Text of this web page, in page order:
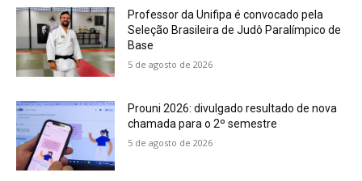
Professor da Unifipa é convocado pela
Seleção Brasileira de Judô Paralímpico de
Base
5 de agosto de 2026
Prouni 2026: divulgado resultado de nova
chamada para o 2º semestre
5 de agosto de 2026